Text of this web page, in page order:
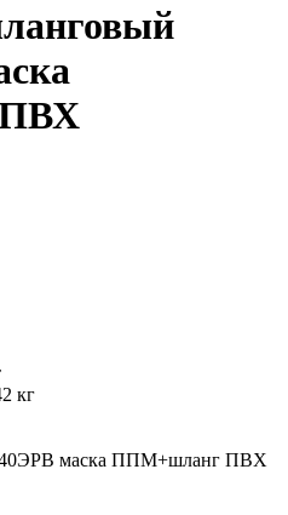
кг
маска ППМ+шланг ПВХ